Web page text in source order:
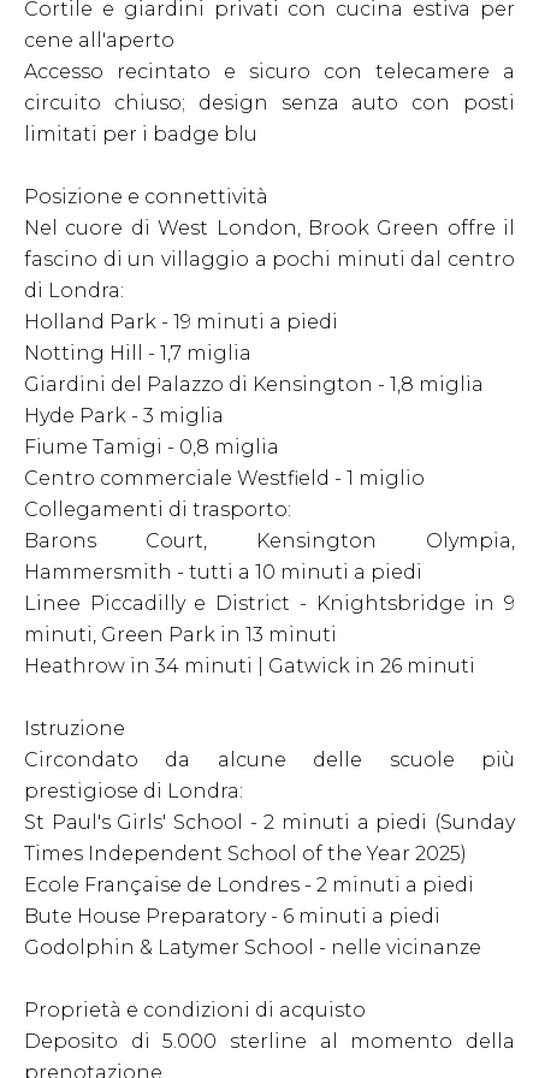
Cortile e giardini privati con cucina estiva per
cene all'aperto
Accesso recintato e sicuro con telecamere a
circuito chiuso; design senza auto con posti
limitati per i badge blu
Posizione e connettività
Nel cuore di West London, Brook Green offre il
fascino di un villaggio a pochi minuti dal centro
di Londra:
Holland Park - 19 minuti a piedi
Notting Hill - 1,7 miglia
Giardini del Palazzo di Kensington - 1,8 miglia
Hyde Park - 3 miglia
Fiume Tamigi - 0,8 miglia
Centro commerciale Westfield - 1 miglio
Collegamenti di trasporto:
Barons Court, Kensington Olympia,
Hammersmith - tutti a 10 minuti a piedi
Linee Piccadilly e District - Knightsbridge in 9
minuti, Green Park in 13 minuti
Heathrow in 34 minuti | Gatwick in 26 minuti
Istruzione
Circondato da alcune delle scuole più
prestigiose di Londra:
St Paul's Girls' School - 2 minuti a piedi (Sunday
Times Independent School of the Year 2025)
Ecole Française de Londres - 2 minuti a piedi
Bute House Preparatory - 6 minuti a piedi
Godolphin & Latymer School - nelle vicinanze
Proprietà e condizioni di acquisto
Deposito di 5.000 sterline al momento della
prenotazione